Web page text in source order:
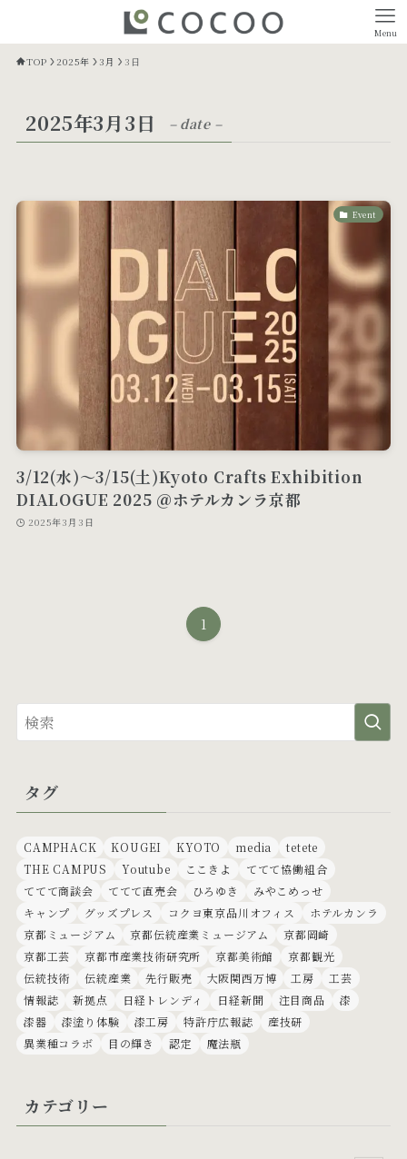
Menu
TOP 2025年 3月 3日
2025年3月3日 – date –
Event
3/12(水)～3/15(土)Kyoto Crafts Exhibition
DIALOGUE 2025 ＠ホテルカンラ京都
2025年3月3日
1
タグ
CAMPHACK KOUGEI KYOTO media
tetete
THE CAMPUS
Youtube ここきよ
ててて協働組合
ててて商談会
ててて直売会 ひろゆき
みやこめっせ
キャンプ
グッズプレス コクヨ東京品川オフィス
ホテルカンラ
京都ミュージアム
京都伝統産業ミュージアム
京都岡崎
京都工芸
京都市産業技術研究所 京都美術館
京都観光
伝統技術
伝統産業 先行販売 大阪関西万博 工房
工芸
情報誌
新拠点 日経トレンディ 日経新聞 注目商品
漆
漆器
漆塗り体験 漆工房 特許庁広報誌
産技研
異業種コラボ
目の輝き 認定 魔法瓶
カテゴリー